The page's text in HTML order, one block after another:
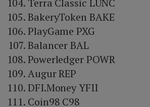
Terra Classic LUNC
BakeryToken BAKE
PlayGame PXG
Balancer BAL
Powerledger POWR
Augur REP
DFI.Money YFII
Coin98 C98